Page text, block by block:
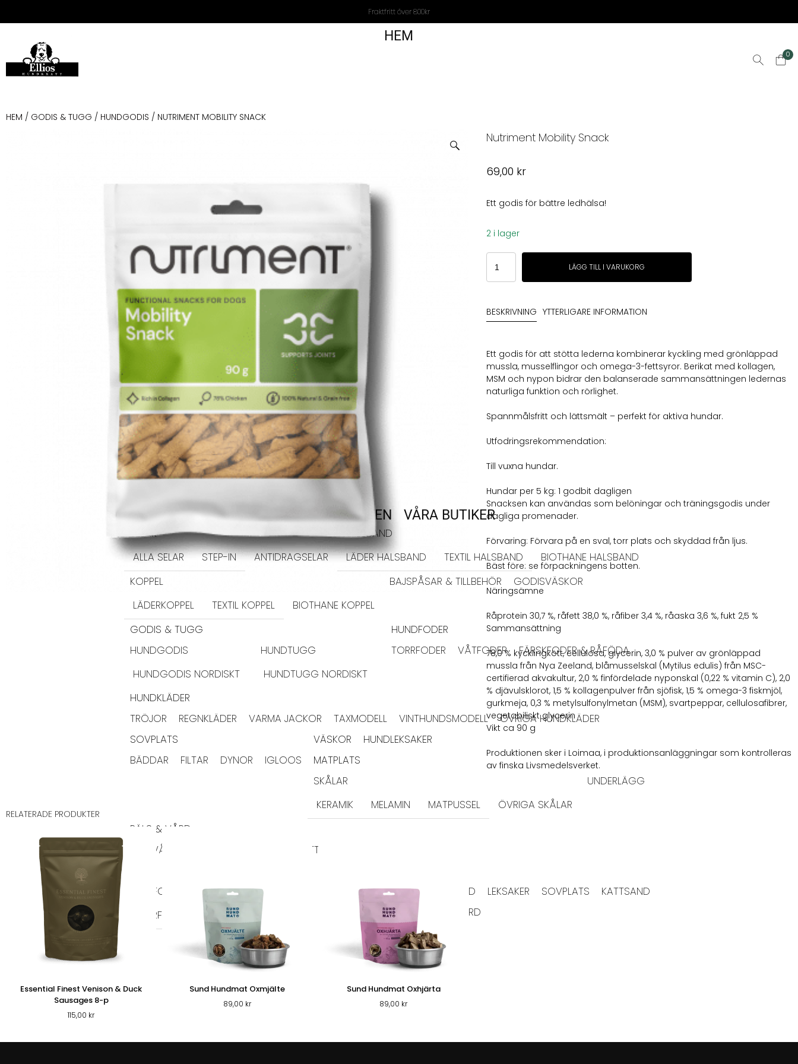
Fraktfritt över 800kr
HEM
SHOP
PROMENADEN
SELAR
ALLA SELAR
STEP-IN ANTIDRAGSELAR
HALSBAND
LÄDER HALSBAND
TEXTIL HALSBAND
BIOTHANE HALSBAND
KOPPEL
LÄDERKOPPEL
TEXTIL KOPPEL BIOTHANE KOPPEL
BAJSPÅSAR & TILLBEHÖR GODISVÄSKOR
GODIS & TUGG
HUNDGODIS
HUNDGODIS NORDISKT
HUNDTUGG
HUNDTUGG NORDISKT
HUNDFODER
TORRFODER
VÅTFODER FÄRSKFODER & RÅFÖDA
HUNDKLÄDER
TRÖJOR
REGNKLÄDER VARMA JACKOR TAXMODELL VINTHUNDSMODELL
ÖVRIGA HUNDKLÄDER
SOVPLATS
BÄDDAR
FILTAR DYNOR IGLOOS
VÄSKOR
HUNDLEKSAKER
MATPLATS
SKÅLAR
KERAMIK
MELAMIN MATPUSSEL ÖVRIGA SKÅLAR
UNDERLÄGG
PÄLS & VÅRD
PÄLSVÅRD
TIKSKYDD & SKVÄTTSKYDD
KATTFODER
TORRFODER KATT
VÅTFODER KATT
KATTGODIS SELAR & HALSBAND LEKSAKER SOVPLATS
KATTSAND
KLÖSBRÄDOR
PÄLSVÅRD VÅRD
VARUMÄRKEN VÅRA BUTIKER
0
HEM / GODIS & TUGG / HUNDGODIS / NUTRIMENT MOBILITY SNACK
Nutriment Mobility Snack
69,00 kr
Ett godis för bättre ledhälsa!
2 i lager
Nutriment
Mobility
Snack
LÄGG TILL I VARUKORG
BESKRIVNING YTTERLIGARE INFORMATION
Ett godis för att stötta lederna kombinerar kyckling med grönläppad
mussla, musselflingor och omega-3-fettsyror. Berikat med kollagen,
MSM och nypon bidrar den balanserade sammansättningen ledernas
naturliga funktion och rörlighet.
Spannmålsfritt och lättsmält – perfekt för aktiva hundar.
Utfodringsrekommendation:
Till vuxna hundar.
Hundar per 5 kg: 1 godbit dagligen
Snacksen kan användas som belöningar och träningsgodis under
dagliga promenader.
Förvaring: Förvara på en sval, torr plats och skyddad från ljus.
Bäst före: se förpackningens botten.
Näringsämne
Råprotein 30,7 %, råfett 38,0 %, råfiber 3,4 %, råaska 3,6 %, fukt 2,5 %
Sammansättning
78,0 % kycklingkött, cellulosa, glycerin, 3,0 % pulver av grönläppad
mussla från Nya Zeeland, blåmusselskal (Mytilus edulis) från MSC-
certifierad akvakultur, 2,0 % finfördelade nyponskal (0,22 % vitamin C), 2,0
% djävulsklorot, 1,5 % kollagenpulver från sjöfisk, 1,5 % omega-3 fiskmjöl,
gurkmeja, 0,3 % metylsulfonylmetan (MSM), svartpeppar, cellulosa­fibrer,
vegetabiliskt glycerin
Vikt ca 90 g
Produktionen sker i Loimaa, i produktionsanläggningar som kontrolleras
av finska Livsmedelsverket.
RELATERADE PRODUKTER
Essential Finest Venison & Duck
Sausages 8-p
115,00 kr
Sund Hundmat Oxmjälte
89,00 kr
Sund Hundmat Oxhjärta
89,00 kr